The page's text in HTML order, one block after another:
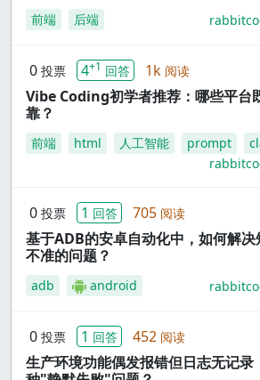
前端 后端
0 投票 4+1 回答 1k 阅读
Vibe Coding初学者推荐：哪些平台
靠？
前端 html 人工智能 prompt
0 投票 1 回答 705 阅读
基于ADB的安卓自动化中，如何解
不准的问题？
adb android
0 投票 1 回答 452 阅读
生产环境功能偶发报错但日志无记录